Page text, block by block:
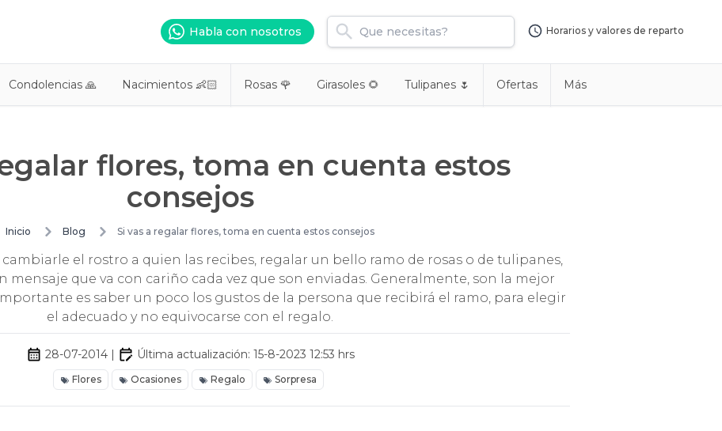
Habla con nosotros Horarios y valores de reparto
Condolencias 🙏 Nacimientos 👶🏻 Rosas 🌹 Girasoles 🌻 Tulipanes 🌷 Ofertas Más
flores, toma en cuenta estos
consejos
Inicio Blog Si vas a regalar flores, toma en cuenta estos consejos
cambiarle el rostro a quien las recibes, regalar un bello ramo de rosas o de tulipanes,
mensaje que va con cariño cada vez que son enviadas. Generalmente, son la mejor
es saber un poco los gustos de la persona que recibirá el ramo, para elegir
el adecuado y no equivocarse con el regalo.
28-07-2014| Última actualización: 15-8-2023 12:53 hrs
Flores Ocasiones Regalo Sorpresa